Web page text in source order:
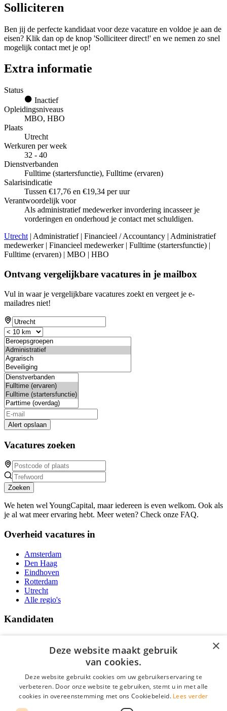
Solliciteren
Ben jij de perfecte kandidaat voor deze vacature en voldoe je aan de
eisen? Klik dan op de knop 'Solliciteer direct!' en we nemen zo snel
mogelijk contact met je op!
Extra informatie
Status
Inactief
Opleidingsniveaus
MBO, HBO
Plaats
Utrecht
Werkuren per week
32 - 40
Dienstverbanden
Fulltime (startersfunctie), Fulltime (ervaren)
Salarisindicatie
Tussen €17,76 en €19,34 per uur
Verantwoordelijk voor
Als administratief medewerker invordering incasseer je
vorderingen en onderhoud je contact met schuldigen.
Utrecht | Administratief | Financieel / Accountancy | Administratief
medewerker | Financieel medewerker | Fulltime (startersfunctie) |
Fulltime (ervaren) | MBO | HBO
Ontvang vergelijkbare vacatures in je mailbox
Vul in waar je vergelijkbare vacatures zoekt en vergeet je e-
mailadres niet!
Alert opslaan
Vacatures zoeken
Zoeken
We heten wel YoungCapital, maar iedereen is even welkom. Ook als
je al wat meer ervaring hebt. Meer weten? Check onze FAQ.
Overheid vacatures in
Amsterdam
Den Haag
Eindhoven
Rotterdam
Utrecht
Alle regio's
Kandidaten
Vacatures
Over Vacatures Overheid Online
YoungCapital IOS App
YoungCapital Android App
×
Deze website maakt gebruik
van cookies.
Deze website gebruikt cookies om uw gebruikerservaring te
verbeteren. Door onze website te gebruiken, stemt u in met alle
cookies in overeenstemming met ons Cookiebeleid. Lees verder